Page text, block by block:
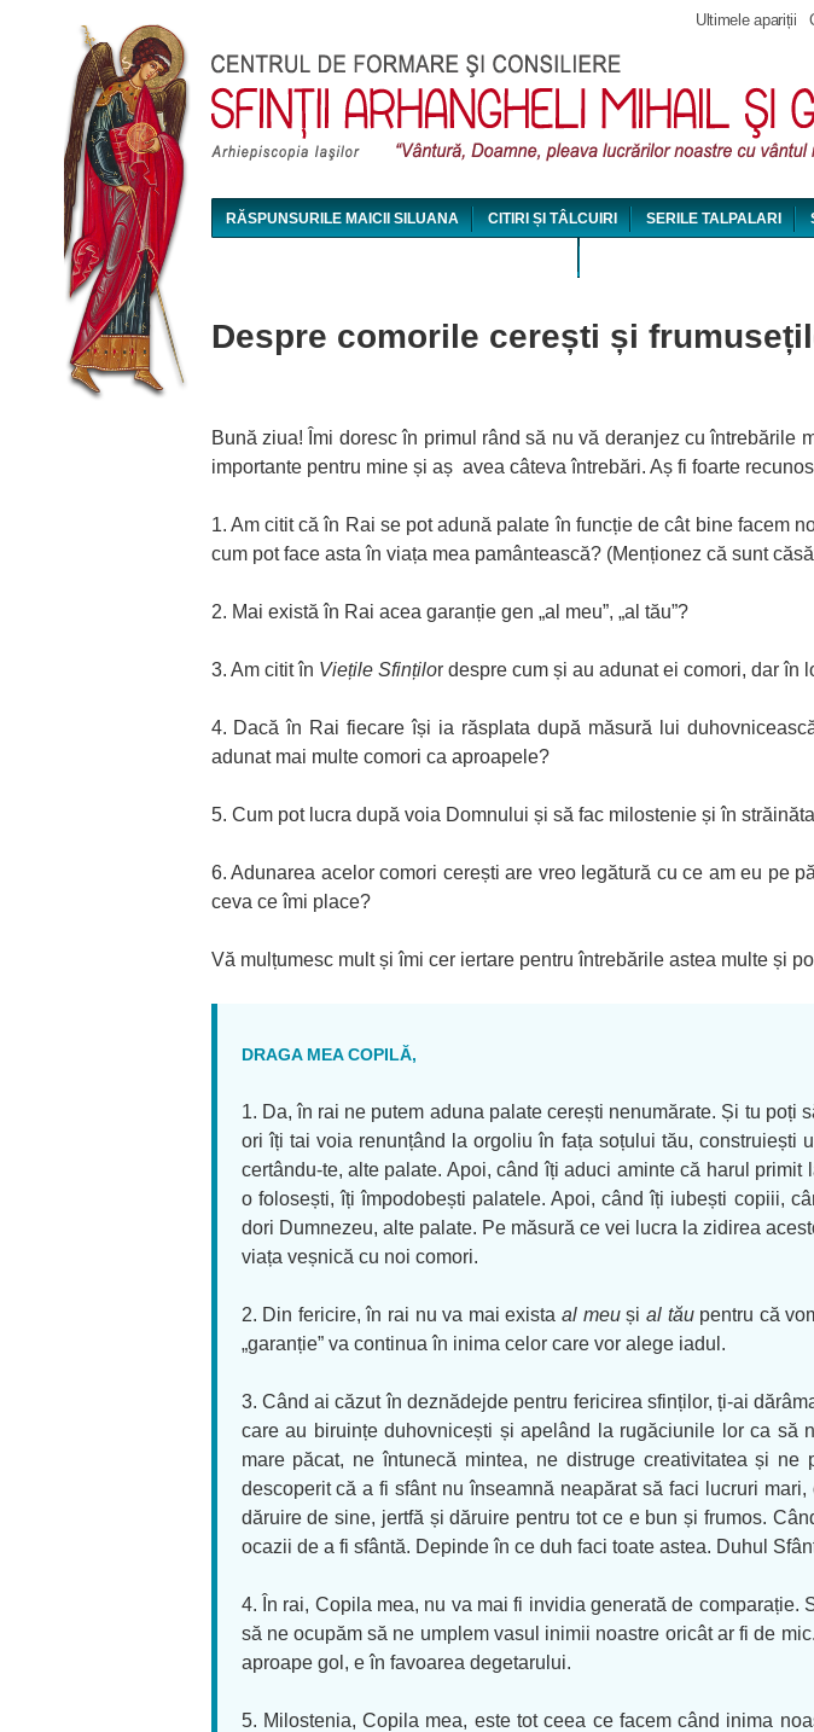
Jump to
Ultimele apariții
RĂSPUNSURILE MAICII SILUANA CITIRI ȘI TÂLCUIRI SERILE TALPALARI
Despre comorile cerești și
Bună ziua! Îmi doresc în primul rând să nu vă deranjez cu întrebările
importante pentru mine și aș avea câteva întrebări. Aș fi foarte
1. Am citit că în Rai se pot adună palate în funcție de cât bine facem
cum pot face asta în viața mea pamântească? (Menționez că sunt
2. Mai există în Rai acea garanție gen „al meu”, „al tău”?
3. Am citit în Viețile Sfinților despre cum și au adunat ei comori, dar în
4. Dacă în Rai fiecare își ia răsplata după măsură lui
adunat mai multe comori ca aproapele?
5. Cum pot lucra după voia Domnului și să fac milostenie și în
6. Adunarea acelor comori cerești are vreo legătură cu ce am eu pe
ceva ce îmi place?
Vă mulțumesc mult și îmi cer iertare pentru întrebările astea multe și
DRAGA MEA COPILĂ,
1. Da, în rai ne putem aduna palate cerești nenumărate. Și tu
ori îți tai voia renunțând la orgoliu în fața soțului tău, construiești
certându-te, alte palate. Apoi, când îți aduci aminte că harul
o folosești, îți împodobești palatele. Apoi, când îți iubești copiii,
dori Dumnezeu, alte palate. Pe măsură ce vei lucra la zidirea
viața veșnică cu noi comori.
2. Din fericire, în rai nu va mai existaal meuși al tăupentru că
„garanție” va continua în inima celor care vor alege iadul.
3. Când ai căzut în deznădejde pentru fericirea sfinților, ți-ai
care au biruințe duhovnicești și apelând la rugăciunile lor ca
mare păcat, ne întunecă mintea, ne distruge creativitatea și
descoperit că a fi sfânt nu înseamnă neapărat să faci lucruri
dăruire de sine, jertfă și dăruire pentru tot ce e bun și frumos.
ocazii de a fi sfântă. Depinde în ce duh faci toate astea. Duhul
4. În rai, Copila mea, nu va mai fi invidia generată de
să ne ocupăm să ne umplem vasul inimii noastre oricât ar fi de
aproape gol, e în favoarea degetarului.
5. Milostenia, Copila mea, este tot ceea ce facem când inima